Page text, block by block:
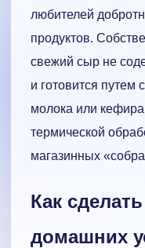
любителей
продуктов.
свежий сыр не
и готовится путем
молока или
термической
магазинных
Как
домашних